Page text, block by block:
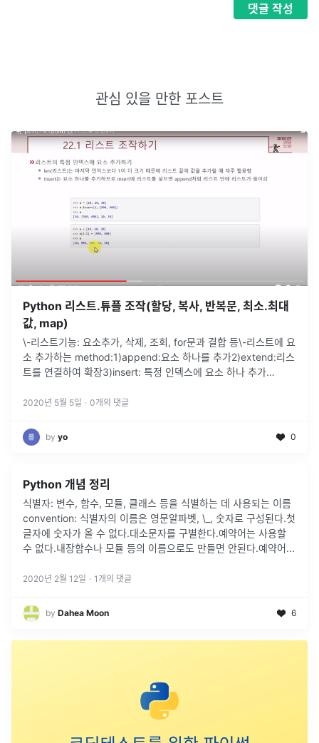
댓글 작성
관심 있을 만한 포스트
Python 리스트.튜플 조작(할당, 복사, 반복문, 최소.최대
값, map)
\-리스트기능: 요소추가, 삭제, 조회, for문과 결합 등\-리스트에 요
소 추가하는 method:1)append:요소 하나를 추가2)extend:리스
트를 연결하여 확장3)insert: 특정 인덱스에 요소 하나 추가
2020년 5월 5일 · 0개의 댓글
by yo 0
Python 개념 정리
식별자: 변수, 함수, 모듈, 클래스 등을 식별하는 데 사용되는 이름
convention: 식별자의 이름은 영문알파벳, \_, 숫자로 구성된다.첫
글자에 숫자가 올 수 없다.대소문자를 구별한다.예약어는 사용할
수 없다.내장함수나 모듈 등의 이름으로도 만들면 안된다.예약어...
2020년 2월 12일 · 1 개의 댓글
by Dahea Moon 6